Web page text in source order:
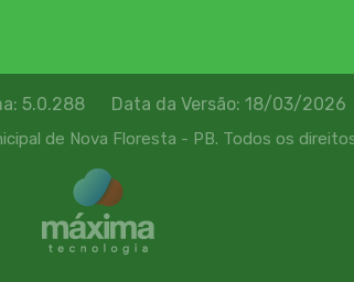
5.0.288 Data da Versão: 18/03/2026
de Nova Floresta - PB. Todos os